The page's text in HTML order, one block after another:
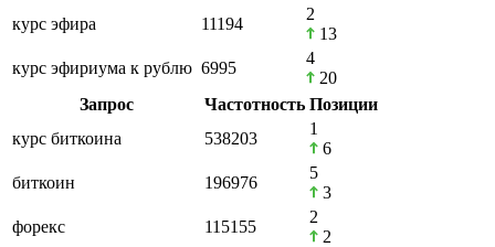
курс эфира
11194
2
13
курс эфириума к рублю 6995
4
20
Запрос
Частотность Позиции
курс биткоина
538203
1
6
биткоин
196976
5
3
форекс
115155
2
2